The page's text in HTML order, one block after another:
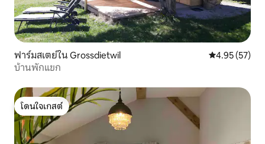
ฟาร์มสเตย์ใน Grossdietwil คะแนนเฉลี่ย
4.95 (57)
บ้านพักแขก
โดนใจเกสต์
โดนใจเกสต์